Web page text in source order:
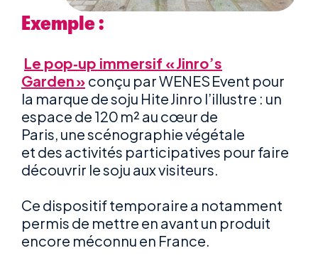
Exemple :
Le pop‑up immersif « Jinro’s
Garden » conçu par WENES Event pour
la marque de soju Hite Jinro l’illustre : un
espace de 120 m² au cœur de
Paris, une scénographie végétale
et des activités participatives pour faire
découvrir le soju aux visiteurs.
Ce dispositif temporaire a notamment
permis de mettre en avant un produit
encore méconnu en France.